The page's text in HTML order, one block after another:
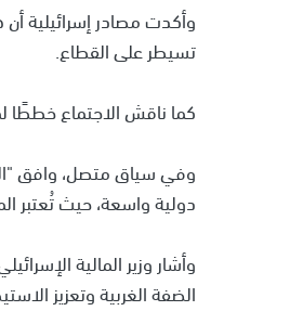
وأكدت مصادر إسرائيلية
تسيطر على القطاع.
كما ناقش الاجتماع خططًا
دولية واسعة، حيث تُعتبر
وأشار وزير المالية
الضفة الغربية وتعزيز